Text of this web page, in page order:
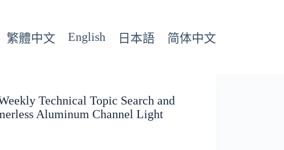
繁體中文 English 日本語 简体中文
Technical Topic Search and
Aluminum Channel Light